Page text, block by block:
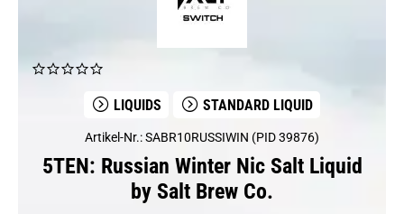
LIQUIDS STANDARD LIQUID
Artikel-Nr.: SABR10RUSSIWIN (PID 39876)
5TEN: Russian Winter Nic Salt Liquid
by Salt Brew Co.